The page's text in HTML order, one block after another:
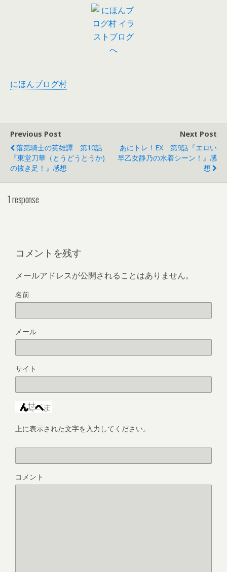
にほんブログ村
Previous Post
落第騎士の英雄譚 第10話
『東堂刀華（とうどうとうか)
の抜き足！』感想
Next Post
あにトレ！EX 第9話『エロい
早乙女静乃の水着シーン！』感
想
1 response
コメントを残す
メールアドレスが公開されることはありません。
名前
メール
サイト
上に表示された文字を入力してください。
コメント